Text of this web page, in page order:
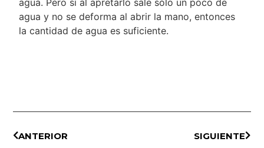
agua. Pero si al apretarlo sale sólo un poco de
agua y no se deforma al abrir la mano, entonces
la cantidad de agua es suficiente.
ANTERIOR SIGUIENTE